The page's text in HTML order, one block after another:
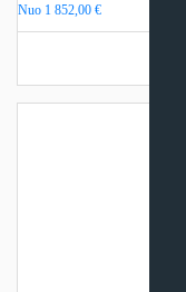
Nuo 1 852,00 €